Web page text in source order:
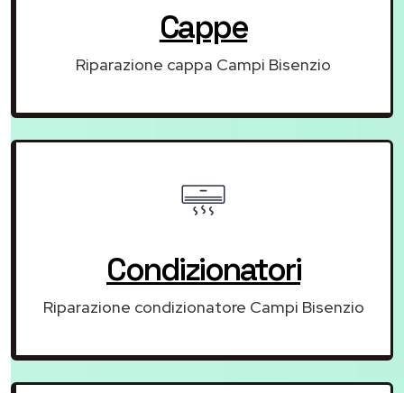
Cappe
Riparazione cappa Campi Bisenzio
Condizionatori
Riparazione condizionatore Campi Bisenzio